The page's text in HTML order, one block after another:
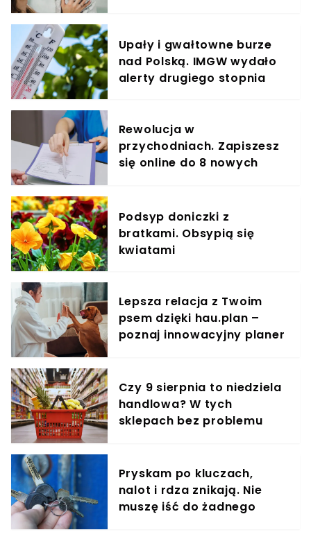
Upały i gwałtowne burze
nad Polską. IMGW wydało
alerty drugiego stopnia
Rewolucja w
przychodniach. Zapiszesz
się online do 8 nowych
Podsyp doniczki z
bratkami. Obsypią się
kwiatami
Lepsza relacja z Twoim
psem dzięki hau.plan –
poznaj innowacyjny planer
Czy 9 sierpnia to niedziela
handlowa? W tych
sklepach bez problemu
Pryskam po kluczach,
nalot i rdza znikają. Nie
muszę iść do żadnego